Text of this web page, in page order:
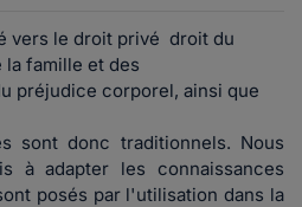
vers le droit privé droit du
famille et des
préjudice corporel, ainsi que
sont donc traditionnels. Nous
à adapter les connaissances
posés par l'utilisation dans la